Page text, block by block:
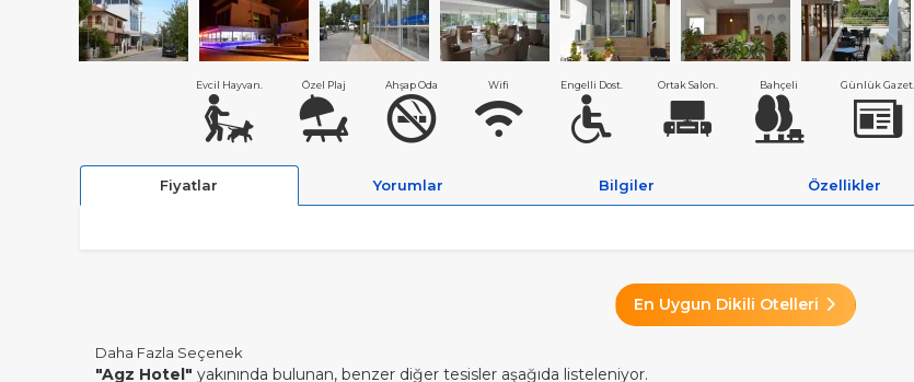
Evcil Hayvan. Özel Plaj Ahşap Oda Wifi Engelli Dost. Ortak Salon. Bahçeli Günlük Gazet.
Fiyatlar Yorumlar Bilgiler Özellikler
En Uygun Dikili Otelleri
Daha Fazla Seçenek
"Agz Hotel" yakınında bulunan, benzer diğer tesisler aşağıda listeleniyor.